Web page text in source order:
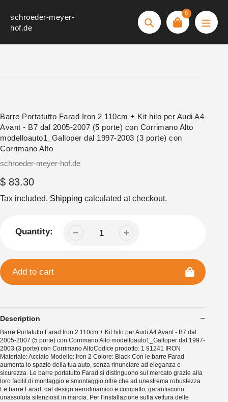
content
schroeder-meyer-
hof.de
Search
0
Barre Portatutto Farad Iron 2 110cm + Kit hilo per Audi A4
Avant - B7 dal 2005-2007 (5 porte) con Corrimano Alto
modelloauto1_Galloper dal 1997-2003 (3 porte) con
Corrimano Alto
Vendor
schroeder-meyer-hof.de
Regular
price
$ 83.30
Tax included. Shipping calculated at checkout.
Quantity:
Add to cart
Description
Barre Portatutto Farad Iron 2 110cm + Kit hilo per Audi A4 Avant - B7 dal
2005-2007 (5 porte) con Corrimano Alto modelloauto1_Galloper dal 1997-
2003 (3 porte) con Corrimano AltoCodice prodotto: 1 91241 IRON
Materiale: Acciaio Modello: Iron 2 Colore: Black Con le barre Farad
aumenta lo spazio della tua auto, senza rinunciare ad eleganza e
sicurezza. Le barre portatutto Farad si distinguono sul mercato grazie alla
loro facilit di montaggio e smontaggio oltre che ad unestrema robustezza.
Le barre Farad, dal design aerodinamico e compatto, garantiscono
unassoluta silenziosit in marcia. Per l'installazione sulla vettura delle